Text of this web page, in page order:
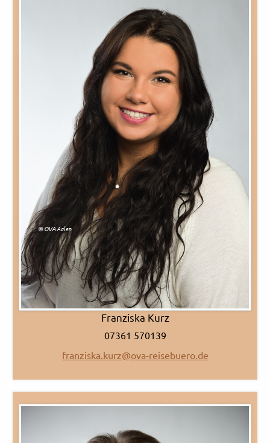
© OVA Aalen
Franziska Kurz
07361 570139
franziska.kurz@ova-reisebuero.de